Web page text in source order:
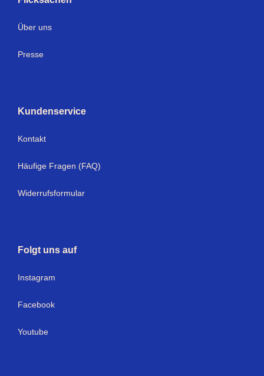
Über uns
Presse
Kundenservice
Kontakt
Häufige Fragen (FAQ)
Widerrufsformular
Folgt uns auf
Instagram
Facebook
Youtube